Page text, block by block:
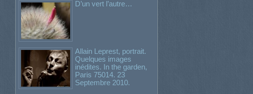
D’un vert l’autre…
Allain Leprest, portrait.
Quelques images
inédites. In the garden,
Paris 75014. 23
Septembre 2010.